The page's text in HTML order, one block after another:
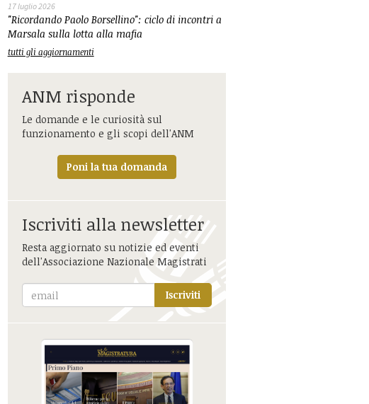
17 luglio 2026
"Ricordando Paolo Borsellino": ciclo di incontri a
Marsala sulla lotta alla mafia
tutti gli aggiornamenti
ANM risponde
Le domande e le curiosità sul
funzionamento e gli scopi dell'ANM
Poni la tua domanda
Iscriviti alla newsletter
Resta aggiornato su notizie ed eventi
dell'Associazione Nazionale Magistrati
Iscriviti